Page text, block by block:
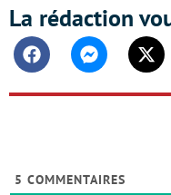
La rédaction
FacebookMessenger
5 COMMENTAIRES